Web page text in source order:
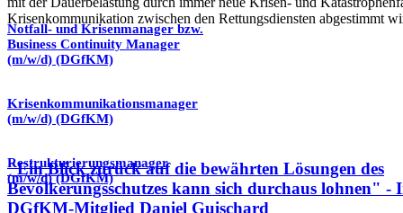
Krisenkommunikation zwischen den Rettungsdiensten abgestimmt
"Ein Blick zurück auf die bewährten Lösungen des
Bevölkerungsschutzes kann sich durchaus lohnen" -
DGfKM-Mitglied Daniel Guischard
Notfall- und Krisenmanager bzw.
Business Continuity Manager
(m/w/d) (DGfKM)
Krisenkommunikationsmanager
(m/w/d) (DGfKM)
Restrukturierungsmanager
(m/w/d) (DGfKM)